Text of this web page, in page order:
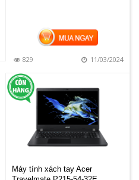
MUA HÀNG
829 11/03/2024
Máy tính xách tay Acer